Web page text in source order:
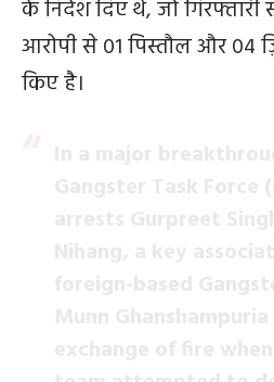
के निर्देश दिए थे, जो
आरोपी से 01 पिस्तौल और 04
किए है।